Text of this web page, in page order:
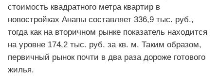
стоимость квадратного метра квартир в
новостройках Анапы составляет 336,9 тыс. руб.,
тогда как на вторичном рынке показатель находится
на уровне 174,2 тыс. руб. за кв. м. Таким образом,
первичный рынок почти в два раза дороже готового
жилья.